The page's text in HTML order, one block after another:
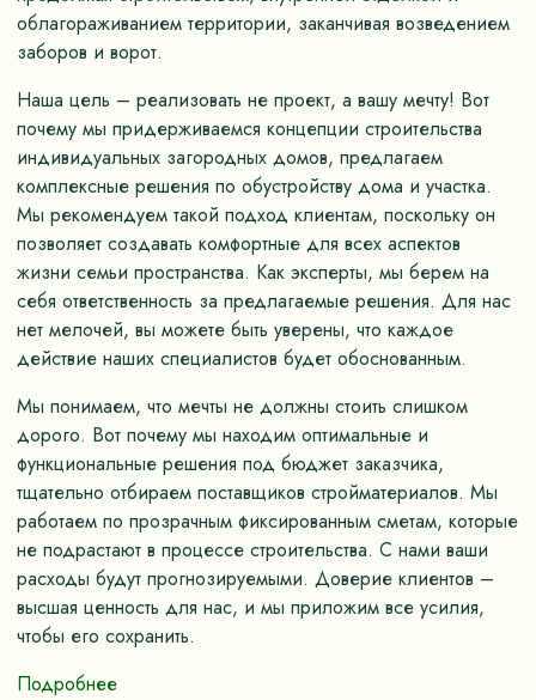
облагораживанием территории, заканчивая возведением
заборов и ворот.
Наша цель – реализовать не проект, а вашу мечту! Вот
почему мы придерживаемся концепции строительства
индивидуальных загородных домов, предлагаем
комплексные решения по обустройству дома и участка.
Мы рекомендуем такой подход клиентам, поскольку он
позволяет создавать комфортные для всех аспектов
жизни семьи пространства. Как эксперты, мы берем на
себя ответственность за предлагаемые решения. Для нас
нет мелочей, вы можете быть уверены, что каждое
действие наших специалистов будет обоснованным.
Мы понимаем, что мечты не должны стоить слишком
дорого. Вот почему мы находим оптимальные и
функциональные решения под бюджет заказчика,
тщательно отбираем поставщиков стройматериалов. Мы
работаем по прозрачным фиксированным сметам, которые
не подрастают в процессе строительства. С нами ваши
расходы будут прогнозируемыми. Доверие клиентов –
высшая ценность для нас, и мы приложим все усилия,
чтобы его сохранить.
Подробнее